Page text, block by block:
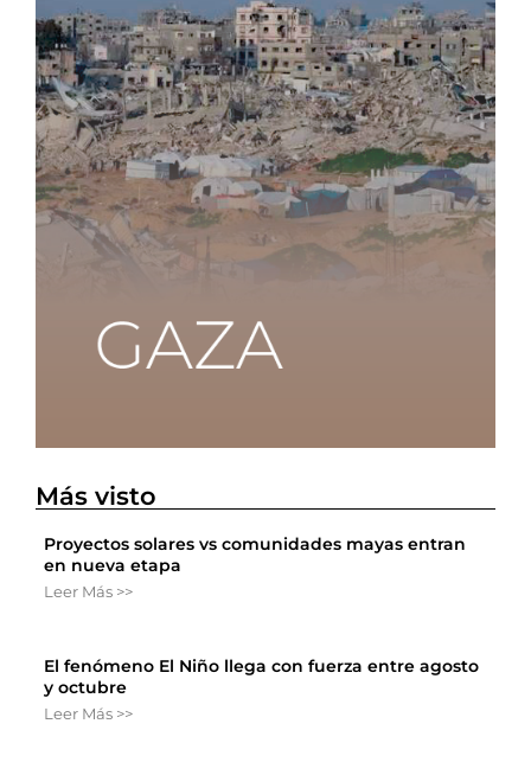
Más visto
Proyectos solares vs comunidades mayas entran
en nueva etapa
Leer Más >>
El fenómeno El Niño llega con fuerza entre agosto
y octubre
Leer Más >>